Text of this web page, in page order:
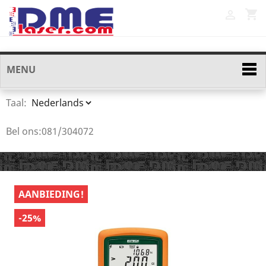
MENU
Taal:
Bel ons:081/304072
AANBIEDING!
-25%